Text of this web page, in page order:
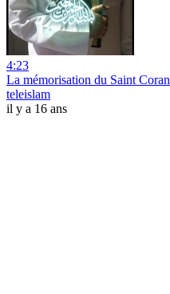
4:23
La mémorisation du Saint Coran
teleislam
il y a 16 ans